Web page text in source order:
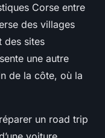
Corse entre
des villages
des sites
une autre
de la côte, où la
un road trip